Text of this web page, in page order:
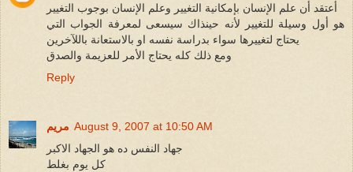
أعتقد أن علم الإنسان بإمكانية التغيير وعلم الإنسان بوجوب التغيير
هو أول وسيلة للتغيير لأنه حينذاك سيسعى لمعرفة الجواب التي
يحتاج لتغييرها سواء بدراسة نفسه او بالاستعانة باللآخرين
ومع ذلك كله يحتاج الأمر للعزيمة والصدق
Reply
مريم August 9, 2007 at 10:50 AM
جهاد النفس ده هو الجهاد الاكبر
كل يوم بغلط